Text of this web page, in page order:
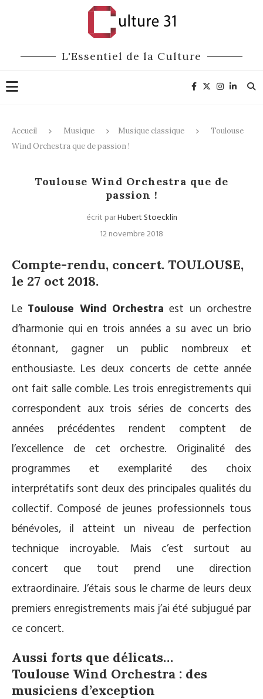
L'Essentiel de la Culture
Accueil Musique Musique classique
Toulouse
Wind Orchestra que de passion !
Toulouse Wind Orchestra que de
passion !
écrit parHubert Stoecklin
12 novembre 2018
Compte-rendu, concert. TOULOUSE,
le 27 oct 2018.
Le Toulouse Wind Orchestra est un orchestre
d’harmonie qui en trois années a su avec un brio
étonnant, gagner un public nombreux et
enthousiaste. Les deux concerts de cette année
ont fait salle comble. Les trois enregistrements qui
correspondent aux trois séries de concerts des
années précédentes rendent comptent de
l’excellence de cet orchestre. Originalité des
programmes et exemplarité des choix
interprétatifs sont deux des principales qualités du
collectif. Composé de jeunes professionnels tous
bénévoles, il atteint un niveau de perfection
technique incroyable. Mais c’est surtout au
concert que tout prend une direction
extraordinaire. J’étais sous le charme de leurs deux
premiers enregistrements mais j’ai été subjugué par
ce concert.
Aussi forts que délicats…
Toulouse Wind Orchestra : des
musiciens d’exception